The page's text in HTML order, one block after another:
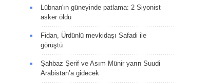
Lübnan'ın güneyinde patlama: 2 Siyonist
asker öldü
Fidan, Ürdünlü mevkidaşı Safadi ile
görüştü
Şahbaz Şerif ve Asım Münir yarın Suudi
Arabistan’a gidecek